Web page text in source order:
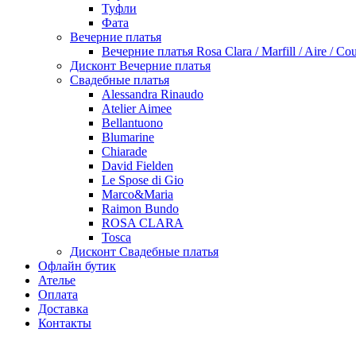
Туфли
Фата
Вечерние платья
Вечерние платья Rosa Clara / Marfill / Aire /
Дисконт Вечерние платья
Свадебные платья
Alessandra Rinaudo
Atelier Aimee
Bellantuono
Blumarine
Chiarade
David Fielden
Le Spose di Gio
Marco&Maria
Raimon Bundo
ROSA CLARA
Tosca
Дисконт Свадебные платья
Офлайн бутик
Ателье
Оплата
Доставка
Контакты